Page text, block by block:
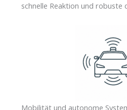
schnelle Reaktion und robuste
Mobilität und autonome